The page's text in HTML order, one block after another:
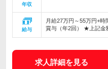
年収
給与
月給27万円～55万円+
賞与（年2回） ★上記金
求人詳細を見る